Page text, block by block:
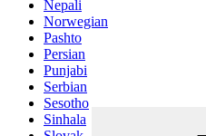
Nepali
Norwegian
Pashto
Persian
Punjabi
Serbian
Sesotho
Sinhala